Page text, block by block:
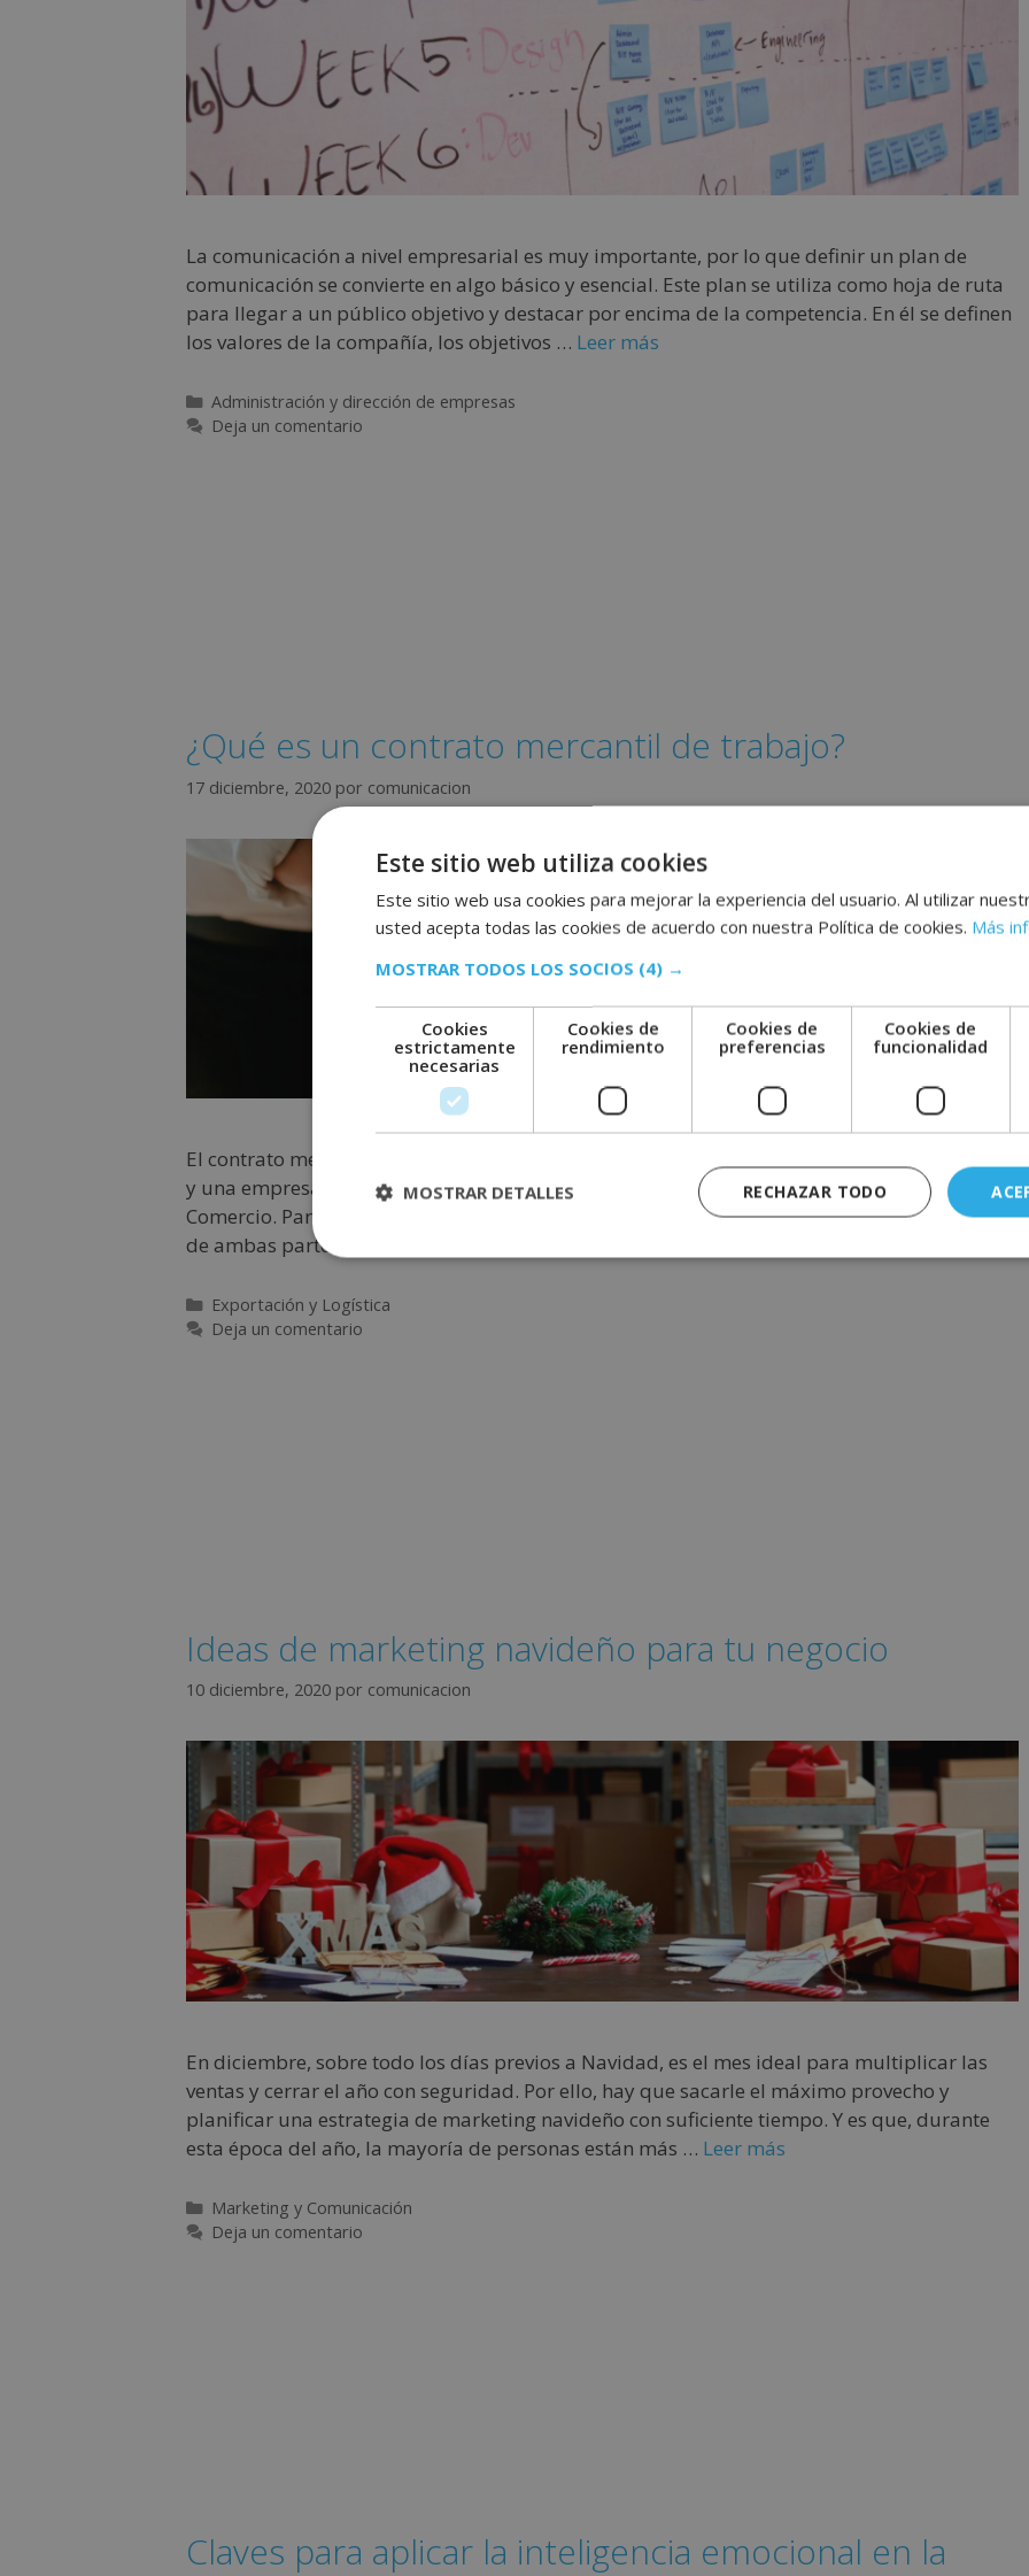
La comunicación a nivel empresarial es muy importante, por lo que definir un plan de
comunicación se convierte en algo básico y esencial. Este plan se utiliza como hoja de ruta
para llegar a un público objetivo y destacar por encima de la competencia. En él se definen
los valores de la compañía, los objetivos … Leer más
Administración y dirección de empresas
Deja un comentario
¿Qué es un contrato mercantil de trabajo?
17 diciembre, 2020 por comunicacion
El contrato mercantil es un tipo de contrato de prestación de servicios entre un profesional
y una empresa. Es diferente a un contrato laboral y está regulado por el Código de
Comercio. Para que tenga validez legal tiene que haber un consentimiento previo por parte
de ambas partes implicadas. Esto también deben tener la capacidad …
Exportación y Logística
Deja un comentario
Ideas de marketing navideño para tu negocio
10 diciembre, 2020 por comunicacion
En diciembre, sobre todo los días previos a Navidad, es el mes ideal para multiplicar las
ventas y cerrar el año con seguridad. Por ello, hay que sacarle el máximo provecho y
planificar una estrategia de marketing navideño con suficiente tiempo. Y es que, durante
esta época del año, la mayoría de personas están más … Leer más
Marketing y Comunicación
Deja un comentario
Claves para aplicar la inteligencia emocional en la
Este sitio web utiliza cookies
Este sitio web usa cookies para mejorar la experiencia del usuario. Al utilizar
usted acepta todas las cookies de acuerdo con nuestra Política de cookies. Más
MOSTRAR TODOS LOS SOCIOS (4) →
Cookies
estrictamente
necesarias
Cookies de
rendimiento
Cookies de
preferencias
Cookies de
funcionalidad
RECHAZAR TODO
MOSTRAR DETALLES